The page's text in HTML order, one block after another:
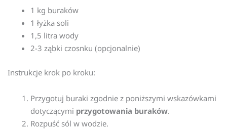
1 kg buraków
1 łyżka soli
1,5 litra wody
2-3 ząbki czosnku (opcjonalnie)
Instrukcje krok po kroku:
Przygotuj buraki zgodnie z poniższymi wskazówkami
dotyczącymi przygotowania buraków.
Rozpuść sól w wodzie.